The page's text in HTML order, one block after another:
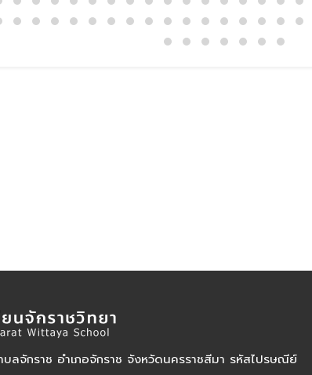
ลจักราช อำเภอจักราช จังหวัดนครราชสีมา รหัสไปรษณีย์